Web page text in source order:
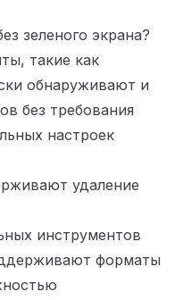
зеленого экрана?
такие как
обнаруживают и
без требования
настроек
удаление
инструментов
форматы